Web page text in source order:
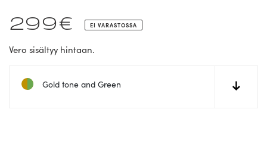
Normaalihinta
299€ EI VARASTOSSA
Vero sisältyy hintaan.
Gold tone and Green ↓